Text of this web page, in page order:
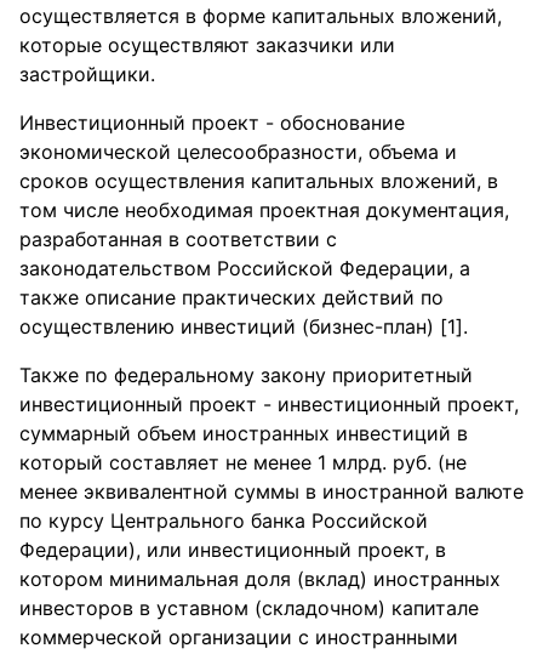
осуществляется в форме капитальных вложений,
которые осуществляют заказчики или
застройщики.
Инвестиционный проект - обоснование
экономической целесообразности, объема и
сроков осуществления капитальных вложений, в
том числе необходимая проектная документация,
разработанная в соответствии с
законодательством Российской Федерации, а
также описание практических действий по
осуществлению инвестиций (бизнес-план) [1].
Также по федеральному закону приоритетный
инвестиционный проект - инвестиционный проект,
суммарный объем иностранных инвестиций в
который составляет не менее 1 млрд. руб. (не
менее эквивалентной суммы в иностранной валюте
по курсу Центрального банка Российской
Федерации), или инвестиционный проект, в
котором минимальная доля (вклад) иностранных
инвесторов в уставном (складочном) капитале
коммерческой организации с иностранными